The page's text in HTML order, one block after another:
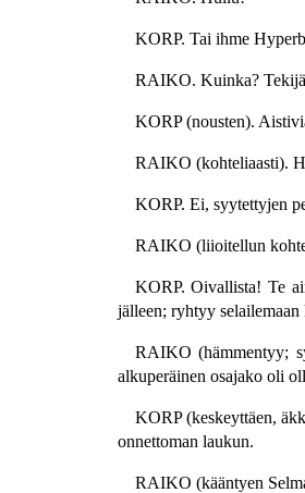
KORP. Tai ihme
RAIKO. Kuinka?
KORP (nousten).
RAIKO (kohteliaasti).
KORP. Ei, syytettyjen
RAIKO (liioitellun
KORP. Oivallista! Te
jälleen; ryhtyy
RAIKO (hämmentyy;
alkuperäinen osajako oli
KORP (keskeyttäen,
onnettoman laukun.
RAIKO (kääntyen